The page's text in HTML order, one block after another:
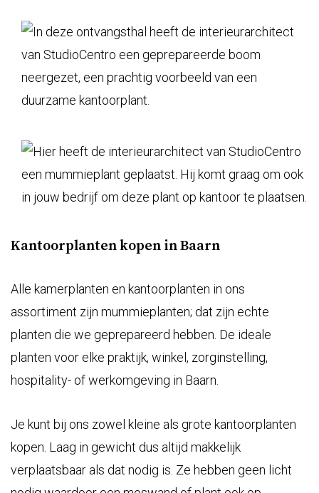
Kantoorplanten kopen in Baarn
Alle kamerplanten en kantoorplanten in ons
assortiment zijn mummieplanten; dat zijn echte
planten die we geprepareerd hebben. De ideale
planten voor elke praktijk, winkel, zorginstelling,
hospitality- of werkomgeving in Baarn.
Je kunt bij ons zowel kleine als grote kantoorplanten
kopen. Laag in gewicht dus altijd makkelijk
verplaatsbaar als dat nodig is. Ze hebben geen licht